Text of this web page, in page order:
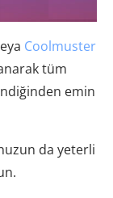
Coolmuster
tüm
emin
da yeterli